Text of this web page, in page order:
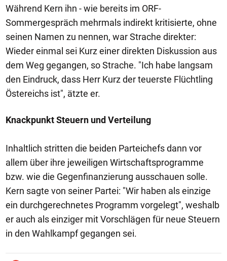
Während Kern ihn - wie bereits im ORF-
Sommergespräch mehrmals indirekt kritisierte, ohne
seinen Namen zu nennen, war Strache direkter:
Wieder einmal sei Kurz einer direkten Diskussion aus
dem Weg gegangen, so Strache. "Ich habe langsam
den Eindruck, dass Herr Kurz der teuerste Flüchtling
Östereichs ist", ätzte er.
Knackpunkt Steuern und Verteilung
Inhaltlich stritten die beiden Parteichefs dann vor
allem über ihre jeweiligen Wirtschaftsprogramme
bzw. wie die Gegenfinanzierung ausschauen solle.
Kern sagte von seiner Partei: "Wir haben als einzige
ein durchgerechnetes Programm vorgelegt", weshalb
er auch als einziger mit Vorschlägen für neue Steuern
in den Wahlkampf gegangen sei.